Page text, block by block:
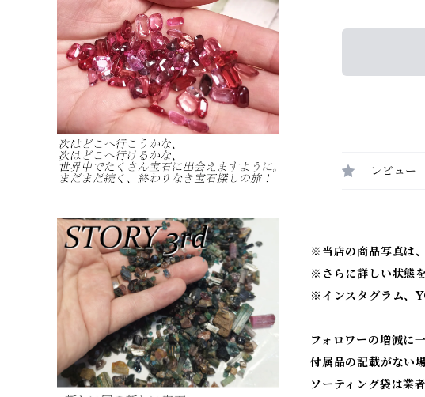
レビュー
※当店の商品写真は
※ さらに詳しい状態
※ インスタグラム、
フォロワーの増減に
付属品の記載がない
ソーティング袋は業